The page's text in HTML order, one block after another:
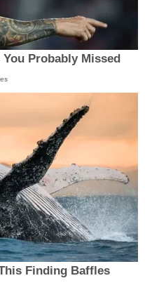
You Probably Missed
Finding Baffles